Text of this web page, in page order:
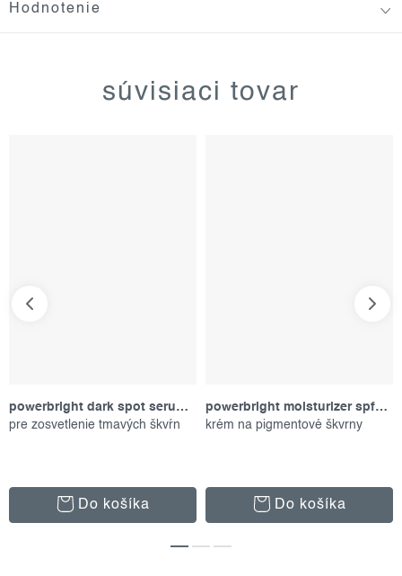
Hodnotenie
súvisiaci tovar
powerbright dark spot serum, 30 ml
pre zosvetlenie tmavých škvŕn
Do košíka
powerbright moisturizer spf50, 50 ml
krém na pigmentové škvrny
Do košíka